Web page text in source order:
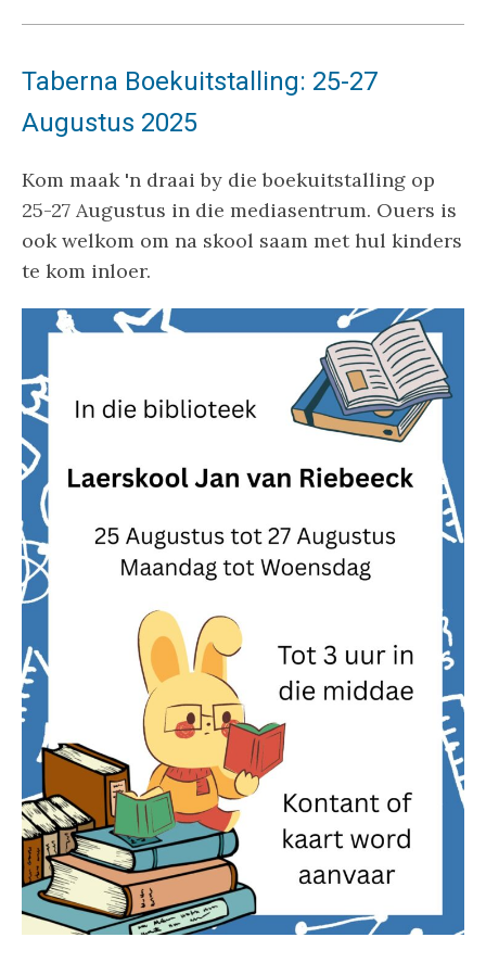
Taberna Boekuitstalling: 25-27
Augustus 2025
Kom maak 'n draai by die boekuitstalling op
25-27 Augustus in die mediasentrum. Ouers is
ook welkom om na skool saam met hul kinders
te kom inloer.